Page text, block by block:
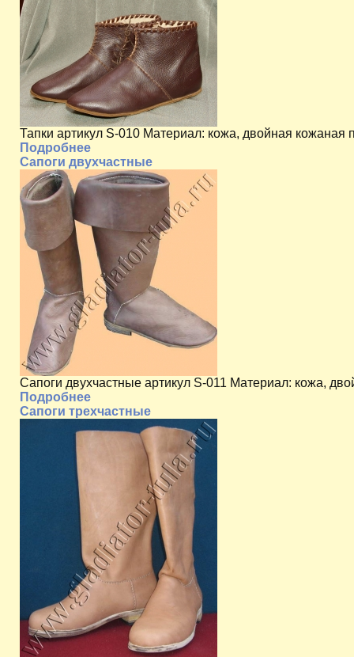
Тапки артикул S-010 Материал: кожа, двойная кожаная
Подробнее
Сапоги двухчастные
Сапоги двухчастные артикул S-011 Материал: кожа,
Подробнее
Сапоги трехчастные